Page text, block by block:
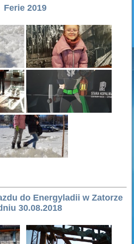
Ferie 2019
do Energyladii w Zatorze
30.08.2018